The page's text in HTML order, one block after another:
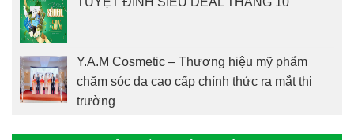
Y.A.M Cosmetic – Thương hiệu mỹ phẩm
chăm sóc da cao cấp chính thức ra mắt thị
trường